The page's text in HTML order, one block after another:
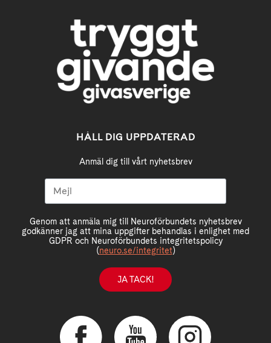
HÅLL DIG UPPDATERAD
Anmäl dig till vårt nyhetsbrev
Genom att anmäla mig till Neuroförbundets nyhetsbrev
godkänner jag att mina uppgifter behandlas i enlighet med
GDPR och Neuroförbundets integritetspolicy
(neuro.se/integritet)
JA TACK!